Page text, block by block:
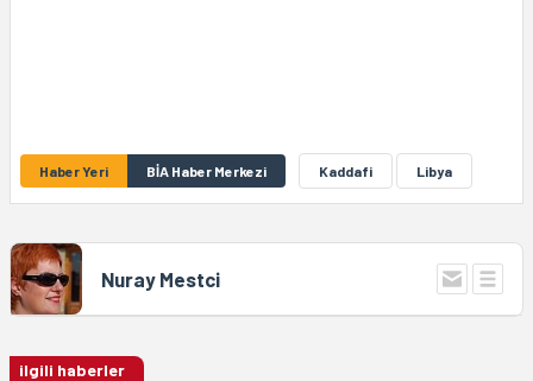
Haber Yeri BİA Haber Merkezi Kaddafi Libya
Nuray Mestci
ilgili haberler